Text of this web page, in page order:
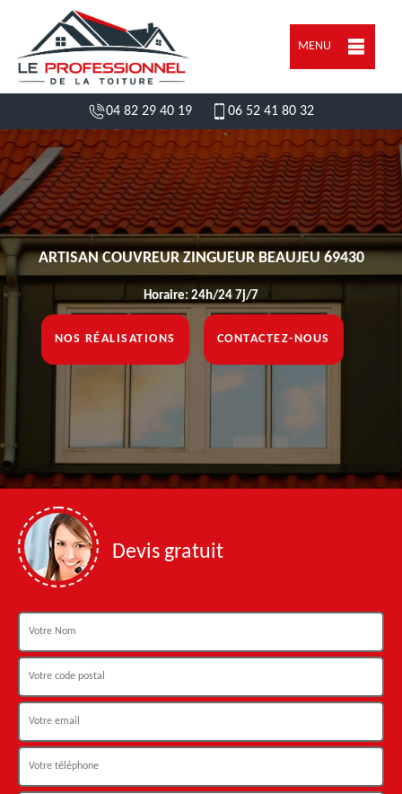
MENU
04 82 29 40 19 06 52 41 80 32
ARTISAN COUVREUR ZINGUEUR BEAUJEU 69430
Horaire: 24h/24 7j/7
NOS RÉALISATIONS CONTACTEZ-NOUS
Devis gratuit